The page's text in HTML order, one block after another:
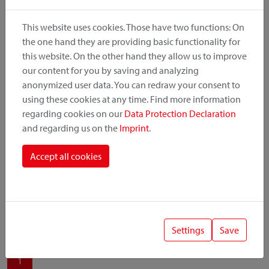
produit, le point de montage et le système de fixation.
Catégorie de produit
Position de montage
Système de fixation
1
This website uses cookies. Those have two functions: On
the one hand they are providing basic functionality for
this website. On the other hand they allow us to improve
our content for you by saving and analyzing
anonymized user data. You can redraw your consent to
using these cookies at any time. Find more information
regarding cookies on our Data Protection Declaration
and regarding us on the Imprint.
Accept all cookies
Settings Save